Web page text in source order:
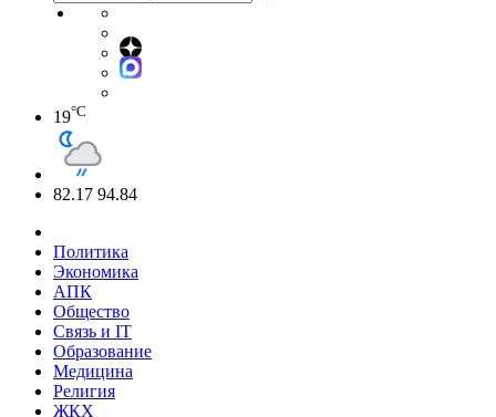
19°C
82.17 94.84
Политика
Экономика
АПК
Общество
Связь и IT
Образование
Медицина
Религия
ЖКХ